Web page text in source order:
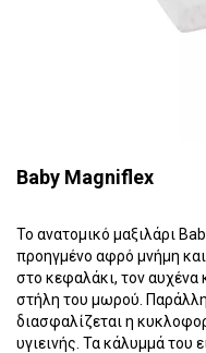
Baby Magniflex
Το ανατομικό μαξιλάρι
προηγμένο αφρό μνήμη
στο κεφαλάκι, τον αυχένα
στήλη του μωρού.
διασφαλίζεται η
υγιεινής. Τα κάλυμμά του